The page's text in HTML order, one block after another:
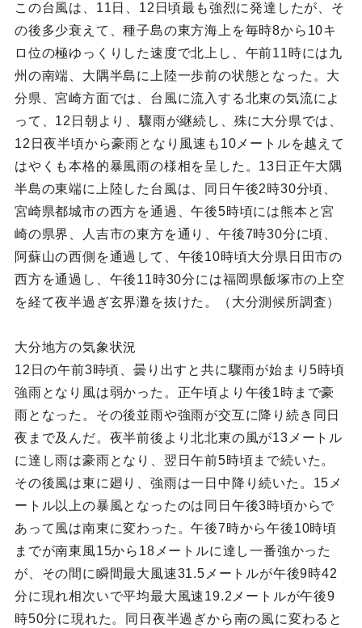
この台風は、11日、12日頃最も強烈に発達したが、そ
の後多少衰えて、種子島の東方海上を毎時8から10キ
ロ位の極ゆっくりした速度で北上し、午前11時には九
州の南端、大隅半島に上陸一歩前の状態となった。大
分県、宮崎方面では、台風に流入する北東の気流によ
って、12日朝より、驟雨が継続し、殊に大分県では、
12日夜半頃から豪雨となり風速も10メートルを越えて
はやくも本格的暴風雨の様相を呈した。13日正午大隅
半島の東端に上陸した台風は、同日午後2時30分頃、
宮崎県都城市の西方を通過、午後5時頃には熊本と宮
崎の県界、人吉市の東方を通り、午後7時30分に頃、
阿蘇山の西側を通過して、午後10時頃大分県日田市の
西方を通過し、午後11時30分には福岡県飯塚市の上空
を経て夜半過ぎ玄界灘を抜けた。（大分測候所調査）
大分地方の気象状況
12日の午前3時頃、曇り出すと共に驟雨が始まり5時頃
強雨となり風は弱かった。正午頃より午後1時まで豪
雨となった。その後並雨や強雨が交互に降り続き同日
夜まで及んだ。夜半前後より北北東の風が13メートル
に達し雨は豪雨となり、翌日午前5時頃まで続いた。
その後風は東に廻り、強雨は一日中降り続いた。15メ
ートル以上の暴風となったのは同日午後3時頃からで
あって風は南東に変わった。午後7時から午後10時頃
までが南東風15から18メートルに達し一番強かった
が、その間に瞬間最大風速31.5メートルが午後9時42
分に現れ相次いで平均最大風速19.2メートルが午後9
時50分に現れた。同日夜半過ぎから南の風に変わると